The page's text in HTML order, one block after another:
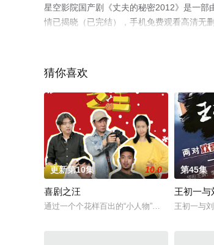
星空影院国产剧《丈夫的秘密2012》是一部
情已揭晓（已完结），手机免费观看高清无
猜你喜欢
更新第10集 10.0
喜剧之汪
通过一个个花样百出的“小人物”反映“大生活”
第45集
王初一与
王初一与